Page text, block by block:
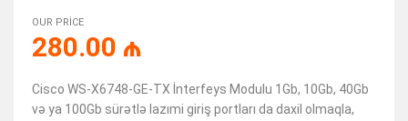
OUR PRICE
280.00 ₼
Cisco WS-X6748-GE-TX İnterfeys Modulu 1Gb, 10Gb, 40Gb
və ya 100Gb sürətlə lazımi giriş portları da daxil olmaqla,